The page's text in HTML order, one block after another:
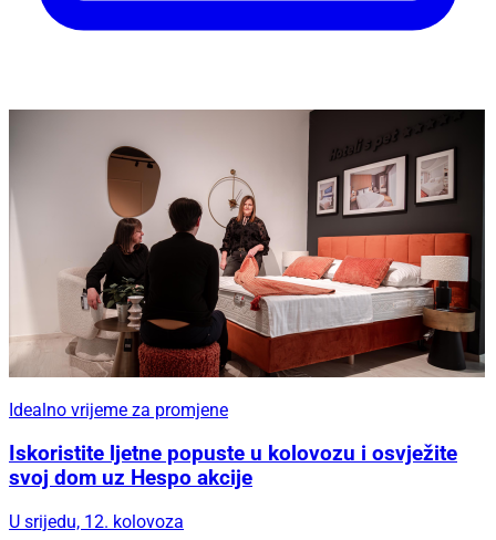
Idealno vrijeme za promjene
Iskoristite ljetne popuste u kolovozu i osvježite
svoj dom uz Hespo akcije
U srijedu, 12. kolovoza